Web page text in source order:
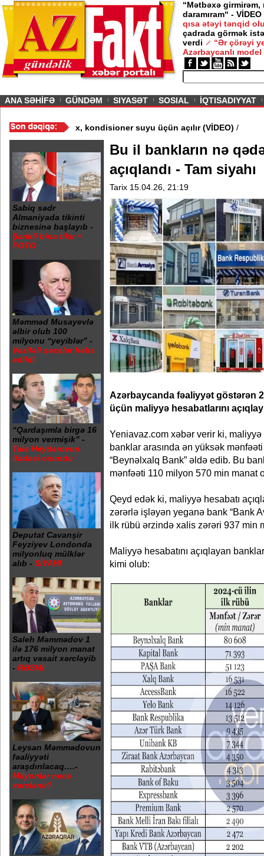
“Mətbəxə girmirəm,
daramıram“ - VİDEO
qısa ətəyi tənqid
çadrada görmək
verdi
“Ər çörəyi
Azərbaycanlı model
ANA SƏHİFƏ GÜNDƏM SIYASƏT SOSIAL İQTISADIYYAT
Çətirlər yağış üçün yox, kondisioner suyu üçün açılır
Sabiq sədr
Almaniyada tikinti
biznesinə başlayıb -
Şərikli bina tikir +
FOTO
Məmməd Musayevlə
əlbir olub 100
milyonu “yeyiblər” -
Vəzifəli şəxslər həbs
edildi
“Qardaşımla birgə 16
milyon vermişik” -
Tale Heydərovun
ifadəsi oxundu
Deputat Cavanşir
Feyziyev Londonda
milyonluq mülklər
alıb - SİYAHI
Saleh Məmmədov 1
ilə 176 milyon manat
artıq vəsait xərcləyib
- RƏSMİ
Leysan Məmmədovun
fəaliyyəti
araşdırılacaq….-
Milyonlar necə
xərclənir?
Bu il bankların nə
açıqlandı - Tam siyahı
Tarix 15.04.26, 21:19
Azərbaycanda fəaliyyət göstərən
üçün maliyyə hesabatlarını
Yeniavaz.com xəbər verir ki, maliyyə
banklar arasında ən yüksək
“Beynəlxalq Bank” əldə edib. Bu
mənfəəti 110 milyon 570 min manat
Qeyd edək ki, maliyyə hesabatı
zərərlə işləyən yeganə bank “Bank
ilk rübü ərzində xalis zərəri 937 min
Maliyyə hesabatını açıqlayan
kimi olub: